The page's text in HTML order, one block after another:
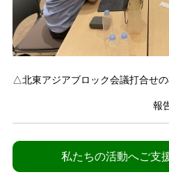
△北東アジアブロック会議打合せ
報
私たちの活動へご支